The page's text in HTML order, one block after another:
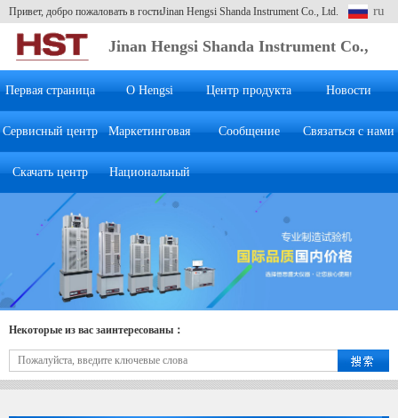
Привет, добро пожаловать в гостиJinan Hengsi Shanda Instrument Co., Ltd. ru
Jinan Hengsi Shanda Instrument Co.,
Ltd.
Первая страница О Hengsi Центр продукта Новости
Сервисный центр Маркетинговая
система
Сообщение
клиента
Связаться с нами
Скачать центр Национальный
Некоторые из вас заинтересованы：